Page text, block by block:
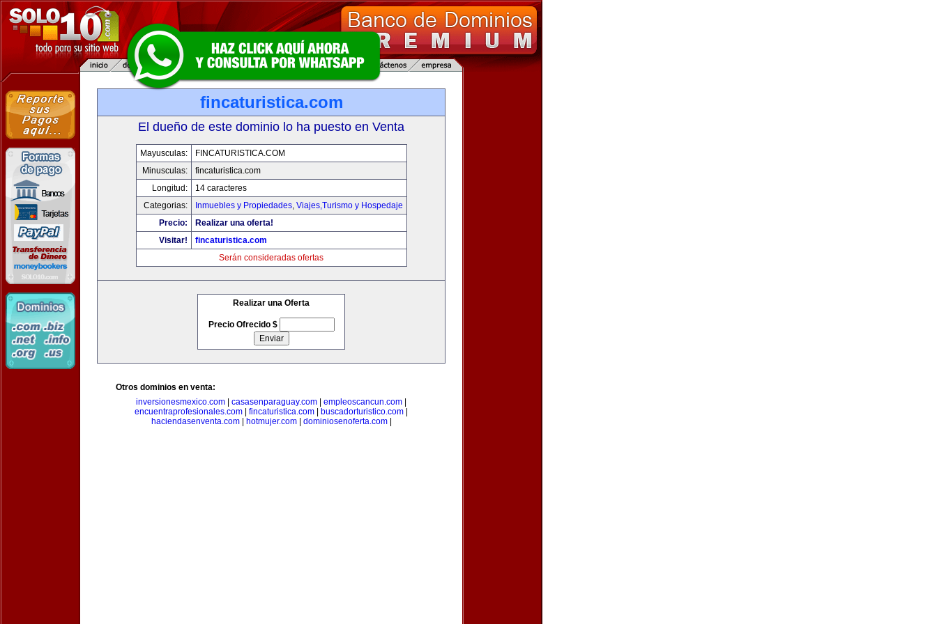
fincaturistica.com
El dueño de este dominio lo ha puesto en Venta
Mayusculas:
FINCATURISTICA.COM
Minusculas:
fincaturistica.com
Longitud:
14 caracteres
Categorias:
Inmuebles y Propiedades, Viajes,Turismo y Hospedaje
Precio:
Realizar una oferta!
Visitar!
fincaturistica.com
Serán consideradas ofertas
Realizar una Oferta
Precio Ofrecido $
Otros dominios en venta:
inversionesmexico.com
casasenparaguay.com empleoscancun.com
encuentraprofesionales.com
fincaturistica.com buscadorturistico.com
haciendasenventa.com| hotmujer.com| dominiosenoferta.com|